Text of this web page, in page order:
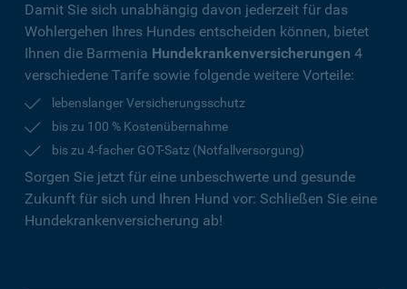
Damit Sie sich unabhängig davon jederzeit für das
Wohlergehen Ihres Hundes entscheiden können, bietet
Ihnen die Barmenia Hundekrankenversicherungen 4
verschiedene Tarife sowie folgende weitere Vorteile:
lebenslanger Versicherungsschutz
bis zu 100 % Kostenübernahme
bis zu 4-facher GOT-Satz (Notfallversorgung)
Sorgen Sie jetzt für eine unbeschwerte und gesunde
Zukunft für sich und Ihren Hund vor: Schließen Sie eine
Hundekrankenversicherung ab!